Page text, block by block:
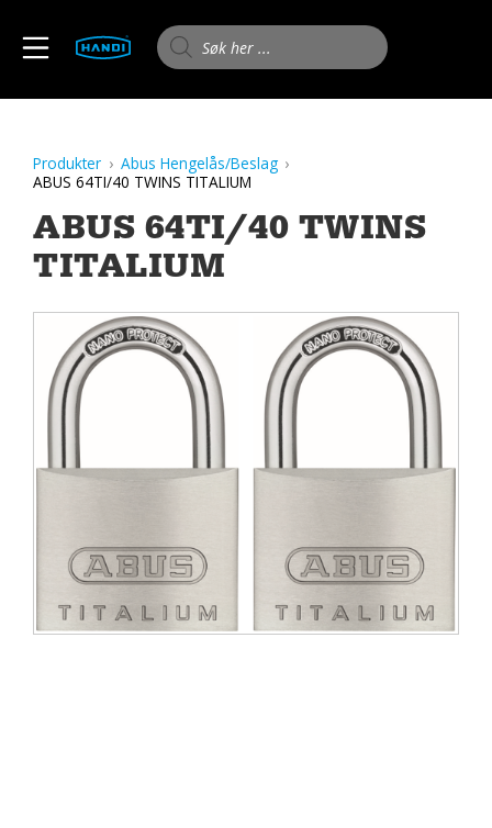
contentMOBILE MENU
HANDI AS
Products search
Produkter
Abus Hengelås/Beslag
ABUS 64TI/40 TWINS TITALIUM
ABUS 64TI/40 TWINS
TITALIUM